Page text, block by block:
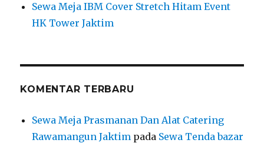
Sewa Meja IBM Cover Stretch Hitam Event
HK Tower Jaktim
KOMENTAR TERBARU
Sewa Meja Prasmanan Dan Alat Catering
Rawamangun Jaktim pada Sewa Tenda bazar